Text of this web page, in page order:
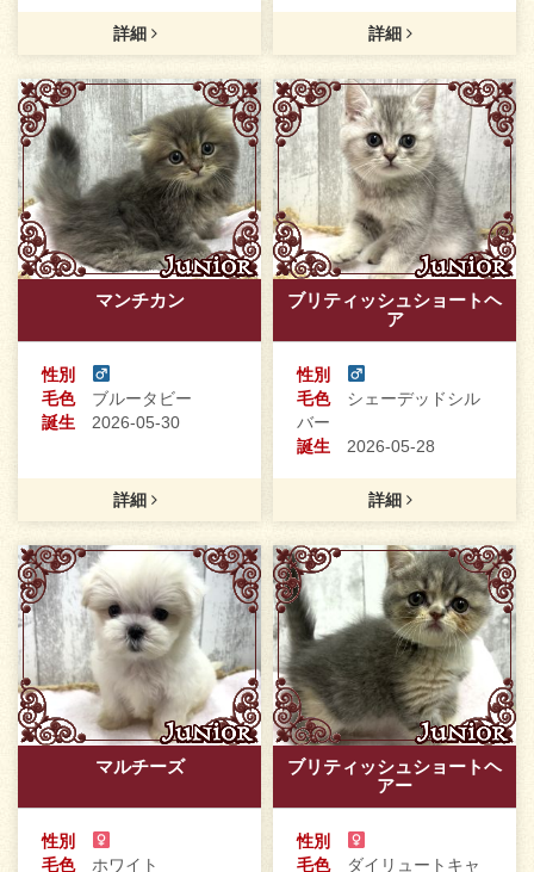
詳細 詳細
マンチカン
性別
毛色ブルータビー
誕生 2026-05-30
詳細
ブリティッシュショートヘ
ア
性別
毛色シェーデッドシル
バー
誕生 2026-05-28
詳細
マルチーズ
性別
毛色ホワイト
ブリティッシュショートヘ
アー
性別
毛色ダイリュートキャ